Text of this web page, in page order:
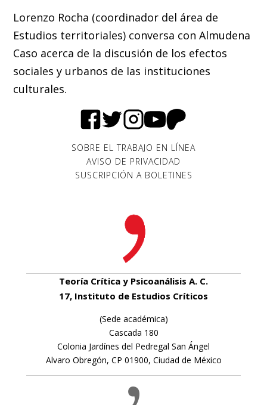
Lorenzo Rocha (coordinador del área de
Estudios territoriales) conversa con Almudena
Caso acerca de la discusión de los efectos
sociales y urbanos de las instituciones
culturales.
SOBRE EL TRABAJO EN LÍNEA
AVISO DE PRIVACIDAD
SUSCRIPCIÓN A BOLETINES
Teoría Crítica y Psicoanálisis A. C.
17, Instituto de Estudios Críticos
(Sede académica)
Cascada 180
Colonia Jardínes del Pedregal San Ángel
Alvaro Obregón, CP 01900, Ciudad de México